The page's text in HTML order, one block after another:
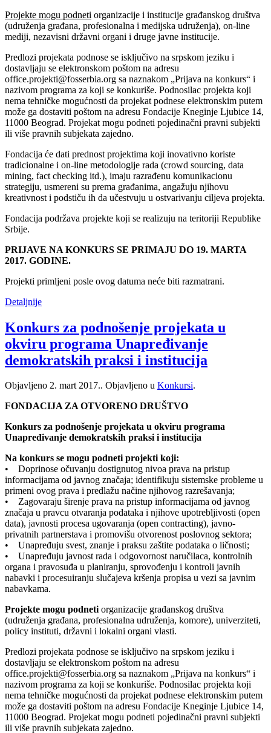
Projekte mogu podneti organizacije i institucije građanskog društva
(udruženja građana, profesionalna i medijska udruženja), on-line
mediji, nezavisni državni organi i druge javne institucije.
Predlozi projekata podnose se isključivo na srpskom jeziku i
dostavljaju se elektronskom poštom na adresu
office.projekti@fosserbia.org sa naznakom „Prijava na konkurs“ i
nazivom programa za koji se konkuriše. Podnosilac projekta koji
nema tehničke mogućnosti da projekat podnese elektronskim putem
može ga dostaviti poštom na adresu Fondacije Kneginje Ljubice 14,
11000 Beograd. Projekat mogu podneti pojedinačni pravni subjekti
ili više pravnih subjekata zajedno.
Fondacija će dati prednost projektima koji inovativno koriste
tradicionalne i on-line metodologije rada (crowd sourcing, data
mining, fact checking itd.), imaju razrađenu komunikacionu
strategiju, usmereni su prema građanima, angažuju njihovu
kreativnost i podstiču ih da učestvuju u ostvarivanju ciljeva projekta.
Fondacija podržava projekte koji se realizuju na teritoriji Republike
Srbije.
PRIJAVE NA KONKURS SE PRIMAJU DO 19. MARTA
2017. GODINE.
Projekti primljeni posle ovog datuma neće biti razmatrani.
Detaljnije
Konkurs za podnošenje projekata u
okviru programa Unapređivanje
demokratskih praksi i institucija
Objavljeno 2. mart 2017.. Objavljeno u Konkursi.
FONDACIJA ZA OTVORENO DRUŠTVO
Konkurs za podnošenje projekata u okviru programa
Unapređivanje demokratskih praksi i institucija
Na konkurs se mogu podneti projekti koji:
• Doprinose očuvanju dostignutog nivoa prava na pristup
informacijama od javnog značaja; identifikuju sistemske probleme u
primeni ovog prava i predlažu načine njihovog razrešavanja;
• Zagovaraju širenje prava na pristup informacijama od javnog
značaja u pravcu otvaranja podataka i njihove upotrebljivosti (open
data), javnosti procesa ugovaranja (open contracting), javno-
privatnih partnerstava i promovišu otvorenost poslovnog sektora;
• Unapređuju svest, znanje i praksu zaštite podataka o ličnosti;
• Unapređuju javnost rada i odgovornost naručilaca, kontrolnih
organa i pravosuđa u planiranju, sprovođenju i kontroli javnih
nabavki i procesuiranju slučajeva kršenja propisa u vezi sa javnim
nabavkama.
Projekte mogu podnetiorganizacije građanskog društva
(udruženja građana, profesionalna udruženja, komore), univerziteti,
policy instituti, državni i lokalni organi vlasti.
Predlozi projekata podnose se isključivo na srpskom jeziku i
dostavljaju se elektronskom poštom na adresu
office.projekti@fosserbia.org sa naznakom „Prijava na konkurs“ i
nazivom programa za koji se konkuriše. Podnosilac projekta koji
nema tehničke mogućnosti da projekat podnese elektronskim putem
može ga dostaviti poštom na adresu Fondacije Kneginje Ljubice 14,
11000 Beograd. Projekat mogu podneti pojedinačni pravni subjekti
ili više pravnih subjekata zajedno.